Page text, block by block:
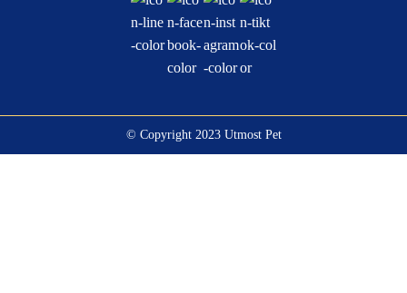
© Copyright 2023 Utmost Pet